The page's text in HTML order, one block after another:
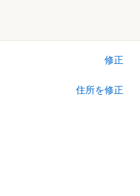
修正
住所を修正